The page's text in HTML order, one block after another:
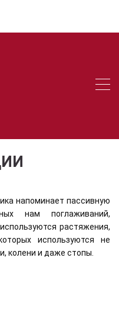
напоминает пассивную
нам поглаживаний,
растяжения,
используются не
колени и даже стопы.